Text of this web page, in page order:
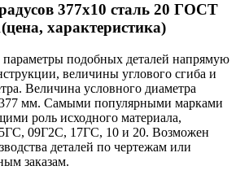
377х10 сталь 20 ГОСТ
характеристика)
подобных деталей напрямую
величины углового сгиба и
Величина условного диаметра
мм. Самыми популярными марками
роль исходного материала,
09Г2С, 17ГС, 10 и 20. Возможен
деталей по чертежам или
заказам.